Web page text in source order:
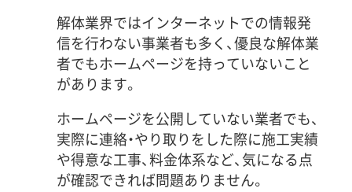
解体業界ではインターネットでの情報発
信を行わない事業者も多く、優良な解体業
者でもホームページを持っていないこと
があります。
ホームページを公開していない業者でも、
実際に連絡・やり取りをした際に施工実績
や得意な工事、料金体系など、気になる点
が確認できれば問題ありません。